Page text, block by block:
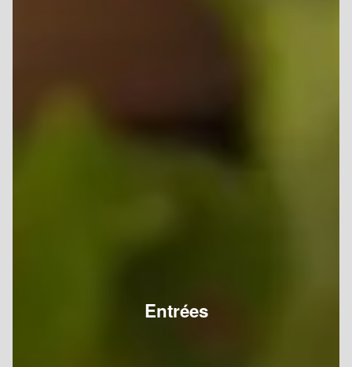
Entrées